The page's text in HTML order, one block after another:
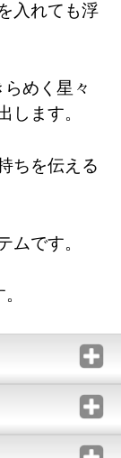
入れても浮
らめく星々
ます。
ちを伝える
です。